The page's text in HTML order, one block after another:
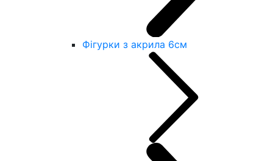
Фігурки з акрила 6см